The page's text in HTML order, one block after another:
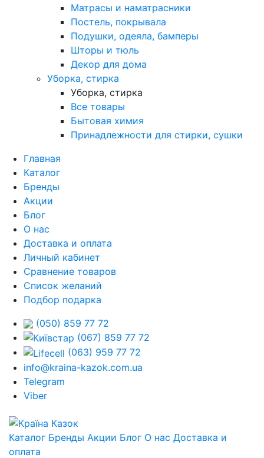
Матрасы и наматрасники
Постель, покрывала
Подушки, одеяла, бамперы
Шторы и тюль
Декор для дома
Уборка, стирка
Уборка, стирка
Все товары
Бытовая химия
Принадлежности для стирки, сушки
Главная
Каталог
Бренды
Акции
Блог
О нас
Доставка и оплата
Личный кабинет
Сравнение товаров
Список желаний
Подбор подарка
(050) 859 77 72
(067) 859 77 72
(063) 959 77 72
info@kraina-kazok.com.ua
Telegram
Viber
Каталог Бренды Акции Блог О нас Доставка и
оплата